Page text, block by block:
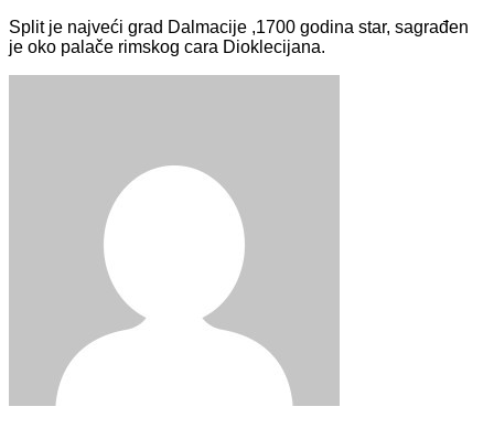
Split je najveći grad Dalmacije ,1700 godina star, sagrađen
je oko palače rimskog cara Dioklecijana.